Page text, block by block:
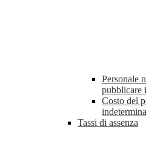
Personale
pubblicare
Costo del
Tassi di assenza